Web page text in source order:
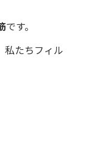
です。
私たちフィル